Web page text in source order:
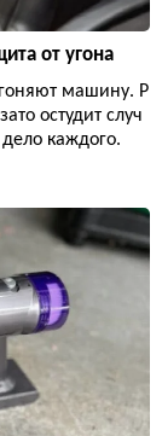
от угона
машину. Р
остудит случ
каждого.